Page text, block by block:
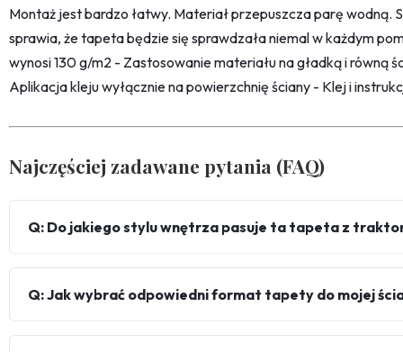
Montaż jest bardzo łatwy. Materiał przepuszcza parę wodną.
sprawia, że tapeta będzie się sprawdzała niemal w każdym
wynosi 130 g/m2 - Zastosowanie materiału na gładką i równą
Aplikacja kleju wyłącznie na powierzchnię ściany - Klej i
Najczęściej zadawane pytania (FAQ)
Q: Do jakiego stylu wnętrza pasuje ta tapeta z
Q: Jak wybrać odpowiedni format tapety do mojej